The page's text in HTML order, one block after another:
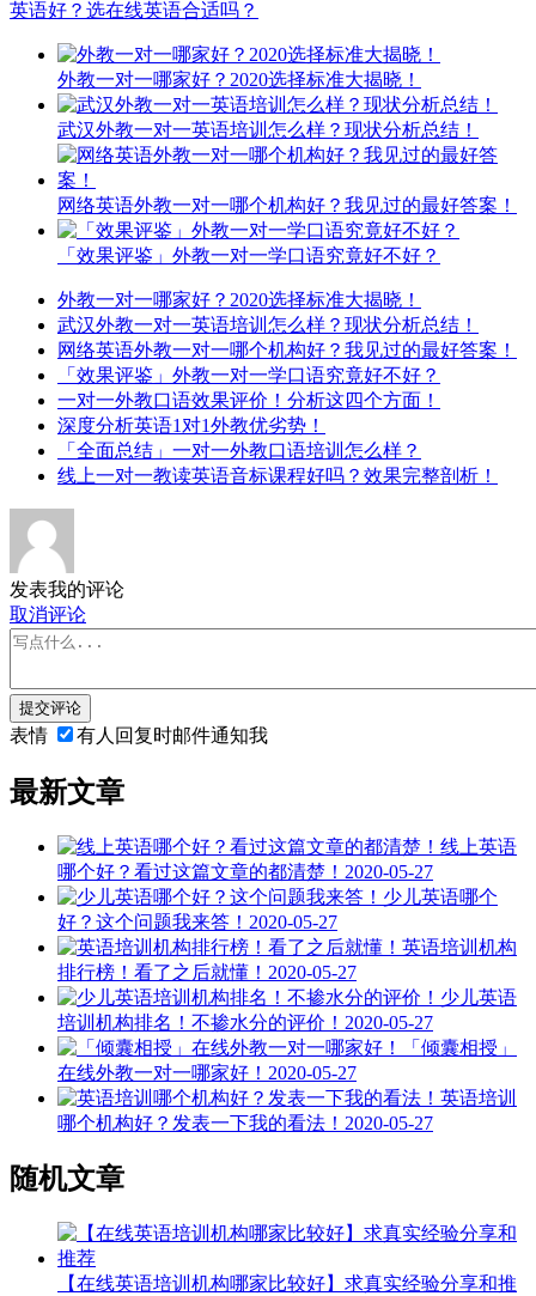
英语好？选在线英语合适吗？
外教一对一哪家好？2020选择标准大揭晓！
武汉外教一对一英语培训怎么样？现状分析总结！
网络英语外教一对一哪个机构好？我见过的最好答案！
「效果评鉴」外教一对一学口语究竟好不好？
外教一对一哪家好？2020选择标准大揭晓！
武汉外教一对一英语培训怎么样？现状分析总结！
网络英语外教一对一哪个机构好？我见过的最好答案！
「效果评鉴」外教一对一学口语究竟好不好？
一对一外教口语效果评价！分析这四个方面！
深度分析英语1对1外教优劣势！
「全面总结」一对一外教口语培训怎么样？
线上一对一教读英语音标课程好吗？效果完整剖析！
发表我的评论
取消评论
提交评论
表情 有人回复时邮件通知我
最新文章
线上英语
哪个好？看过这篇文章的都清楚！ 2020-05-27
少儿英语哪个
好？这个问题我来答！ 2020-05-27
英语培训机构
排行榜！看了之后就懂！ 2020-05-27
少儿英语
培训机构排名！不掺水分的评价！ 2020-05-27
「倾囊相授」
在线外教一对一哪家好！ 2020-05-27
英语培训
哪个机构好？发表一下我的看法！ 2020-05-27
随机文章
【在线英语培训机构哪家比较好】求真实经验分享和推